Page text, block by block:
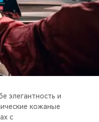
элегантность и
кожаные
с